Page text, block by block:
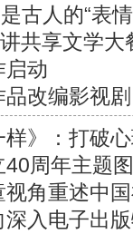
古人的“表
共享文学大
动
改编影视剧
样》：打破
周年主题
视角重述中
入电子出